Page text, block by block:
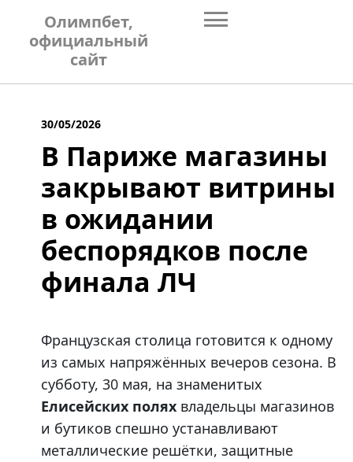
content
Олимпбет,
официальный
сайт
30/05/2026
В Париже магазины
закрывают витрины
в ожидании
беспорядков после
финала ЛЧ
Французская столица готовится к одному
из самых напряжённых вечеров сезона. В
субботу, 30 мая, на знаменитых
Елисейских полях владельцы магазинов
и бутиков спешно устанавливают
металлические решётки, защитные